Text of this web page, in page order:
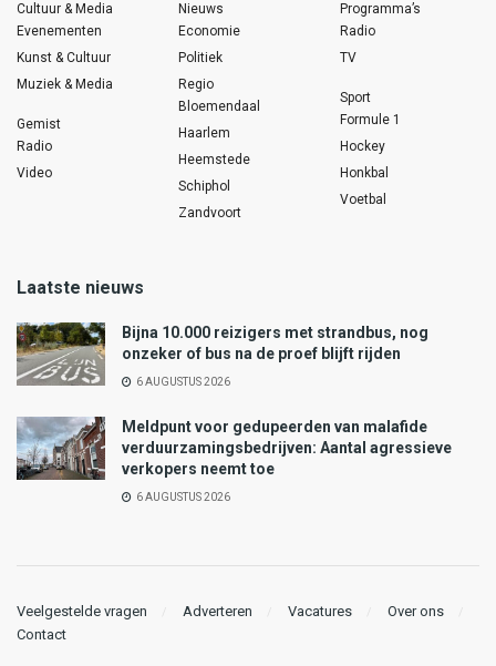
Cultuur & Media
Evenementen
Kunst & Cultuur
Muziek & Media
Gemist
Radio
Video
Nieuws
Economie
Politiek
Regio
Bloemendaal
Haarlem
Heemstede
Schiphol
Zandvoort
Programma’s
Radio
TV
Sport
Formule 1
Hockey
Honkbal
Voetbal
Laatste nieuws
Bijna 10.000 reizigers met strandbus, nog
onzeker of bus na de proef blijft rijden
6 AUGUSTUS 2026
Meldpunt voor gedupeerden van malafide
verduurzamingsbedrijven: Aantal agressieve
verkopers neemt toe
6 AUGUSTUS 2026
Veelgestelde vragen Adverteren Vacatures
Over ons
Contact